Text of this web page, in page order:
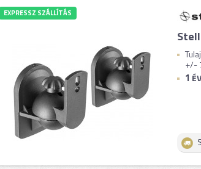
EXPRESSZ SZÁLLÍTÁS
+/-
1 ÉV